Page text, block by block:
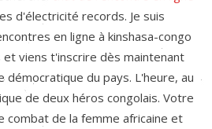
d'électricité records. Je suis
en ligne à kinshasa-congo
et viens t'inscrire dès maintenant
démocratique du pays. L'heure, au
de deux héros congolais. Votre
combat de la femme africaine et